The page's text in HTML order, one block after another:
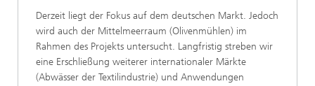
Derzeit liegt der Fokus auf dem deutschen Markt. Jedoch
wird auch der Mittelmeerraum (Olivenmühlen) im
Rahmen des Projekts untersucht. Langfristig streben wir
eine Erschließung weiterer internationaler Märkte
(Abwässer der Textilindustrie) und Anwendungen